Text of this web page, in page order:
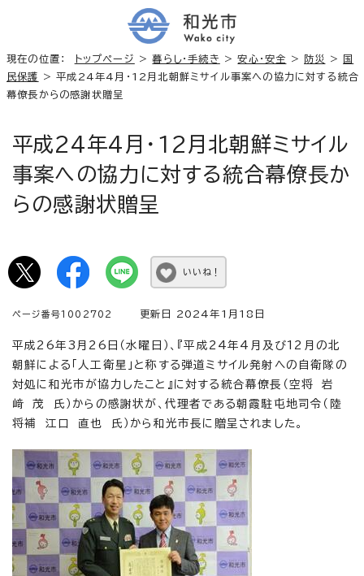
現在の位置： トップページ >暮らし・手続き >安心・安全 > 防災 >
国
民保護
> 平成24年4月・12月北朝鮮ミサイル事案への協力に対する統合
幕僚長からの感謝状贈呈
平成24年4月・12月北朝鮮ミサイル
事案への協力に対する統合幕僚長か
らの感謝状贈呈
いいね！
ページ番号1002702 更新日 2024年1月18日
平成26年3月26日（水曜日）、『平成24年4月及び12月の北
朝鮮による「人工衛星」と称する弾道ミサイル発射への自衛隊の
対処に和光市が協力したこと』に対する統合幕僚長（空将 岩
﨑 茂 氏）からの感謝状が、代理者である朝霞駐屯地司令（陸
将補 江口 直也 氏）から和光市長に贈呈されました。